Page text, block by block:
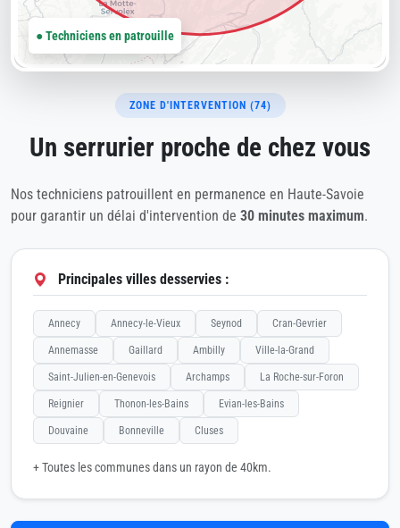
ZONE D'INTERVENTION (74)
Un serrurier proche de chez vous
Nos techniciens patrouillent en permanence en Haute-Savoie
pour garantir un délai d'intervention de 30 minutes maximum.
Principales villes desservies :
Annecy Annecy-le-Vieux Seynod Cran-Gevrier
Annemasse Gaillard Ambilly Ville-la-Grand
Saint-Julien-en-Genevois Archamps La Roche-sur-Foron
Reignier Thonon-les-Bains Evian-les-Bains
Douvaine Bonneville Cluses
+ Toutes les communes dans un rayon de 40km.
● Techniciens en patrouille